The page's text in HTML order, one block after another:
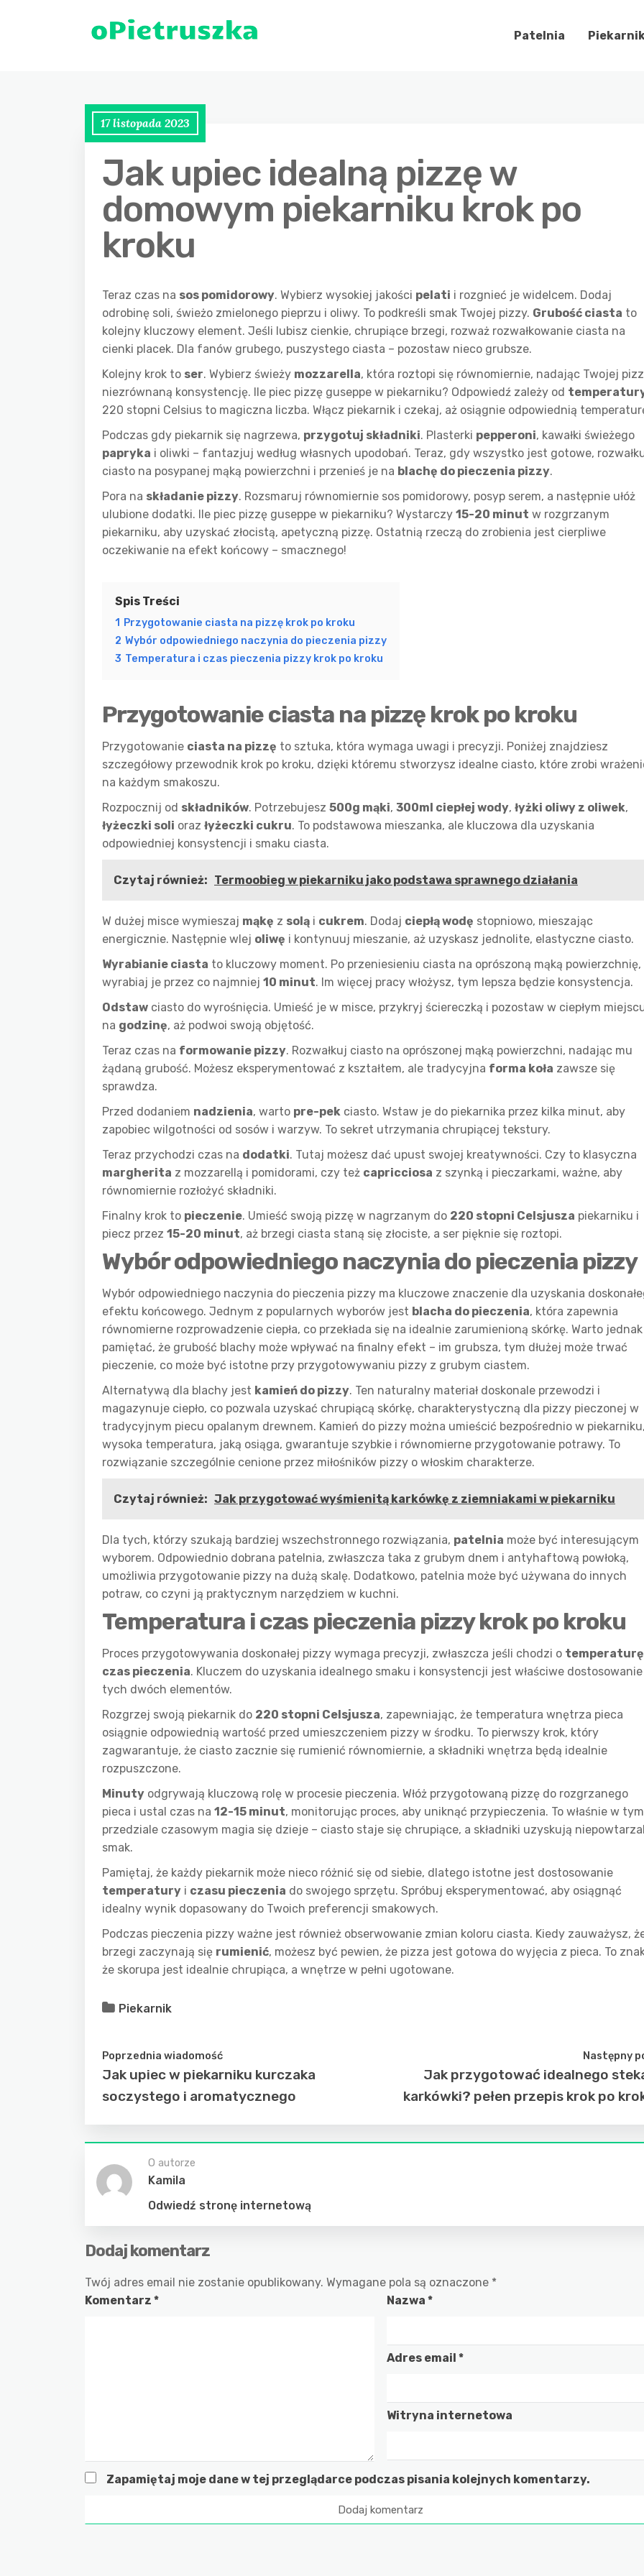
Patelnia
17 listopada 2023
Jak upiec idealną pizzę w
domowym piekarniku krok po
kroku
Teraz czas na sos pomidorowy. Wybierz wysokiej jakości pelati i rozgnieć je widelcem. Dodaj
odrobinę soli, świeżo zmielonego pieprzu i oliwy. To podkreśli smak Twojej pizzy. Grubość ciasta to
kolejny kluczowy element. Jeśli lubisz cienkie, chrupiące brzegi, rozważ rozwałkowanie ciasta na
cienki placek. Dla fanów grubego, puszystego ciasta – pozostaw nieco grubsze.
Kolejny krok to ser. Wybierz świeży mozzarella, która roztopi się równomiernie, nadając Twojej
niezrównaną konsystencję. Ile piec pizzę guseppe w piekarniku? Odpowiedź zależy od
220 stopni Celsius to magiczna liczba. Włącz piekarnik i czekaj, aż osiągnie odpowiednią
Podczas gdy piekarnik się nagrzewa, przygotuj składniki. Plasterki pepperoni, kawałki świeżego
papryka i oliwki – fantazjuj według własnych upodobań. Teraz, gdy wszystko jest gotowe,
ciasto na posypanej mąką powierzchni i przenieś je na blachę do pieczenia pizzy.
Pora na składanie pizzy. Rozsmaruj równomiernie sos pomidorowy, posyp serem, a następnie ułóż
ulubione dodatki. Ile piec pizzę guseppe w piekarniku? Wystarczy 15-20 minut w rozgrzanym
piekarniku, aby uzyskać złocistą, apetyczną pizzę. Ostatnią rzeczą do zrobienia jest cierpliwe
oczekiwanie na efekt końcowy – smacznego!
Spis Treści
1
Przygotowanie ciasta na pizzę krok po kroku
2 Wybór odpowiedniego naczynia do pieczenia pizzy
3 Temperatura i czas pieczenia pizzy krok po kroku
Przygotowanie ciasta na pizzę krok po kroku
Przygotowanie ciasta na pizzę to sztuka, która wymaga uwagi i precyzji. Poniżej znajdziesz
szczegółowy przewodnik krok po kroku, dzięki któremu stworzysz idealne ciasto, które zrobi
na każdym smakoszu.
Rozpocznij od składników. Potrzebujesz 500g mąki, 300ml ciepłej wody, łyżki oliwy z oliwek,
łyżeczki soli oraz łyżeczki cukru. To podstawowa mieszanka, ale kluczowa dla uzyskania
odpowiedniej konsystencji i smaku ciasta.
Czytaj również: Termoobieg w piekarniku jako podstawa sprawnego działania
W dużej misce wymieszaj mąkę z solą i cukrem. Dodaj ciepłą wodę stopniowo, mieszając
energicznie. Następnie wlej oliwę i kontynuuj mieszanie, aż uzyskasz jednolite, elastyczne ciasto.
Wyrabianie ciasta to kluczowy moment. Po przeniesieniu ciasta na oprószoną mąką powierzchnię,
wyrabiaj je przez co najmniej 10 minut. Im więcej pracy włożysz, tym lepsza będzie konsystencja.
Odstaw ciasto do wyrośnięcia. Umieść je w misce, przykryj ściereczką i pozostaw w ciepłym
na godzinę, aż podwoi swoją objętość.
Teraz czas na formowanie pizzy. Rozwałkuj ciasto na oprószonej mąką powierzchni, nadając mu
żądaną grubość. Możesz eksperymentować z kształtem, ale tradycyjna forma koła zawsze się
sprawdza.
Przed dodaniem nadzienia, warto pre-pek ciasto. Wstaw je do piekarnika przez kilka minut, aby
zapobiec wilgotności od sosów i warzyw. To sekret utrzymania chrupiącej tekstury.
Teraz przychodzi czas na dodatki. Tutaj możesz dać upust swojej kreatywności. Czy to klasyczna
margherita z mozzarellą i pomidorami, czy też capricciosa z szynką i pieczarkami, ważne, aby
równomiernie rozłożyć składniki.
Finalny krok to pieczenie. Umieść swoją pizzę w nagrzanym do 220 stopni Celsjusza piekarniku i
piecz przez 15-20 minut, aż brzegi ciasta staną się złociste, a ser pięknie się roztopi.
Wybór odpowiedniego naczynia do pieczenia pizzy
Wybór odpowiedniego naczynia do pieczenia pizzy ma kluczowe znaczenie dla uzyskania
efektu końcowego. Jednym z popularnych wyborów jest blacha do pieczenia, która zapewnia
równomierne rozprowadzenie ciepła, co przekłada się na idealnie zarumienioną skórkę. Warto jednak
pamiętać, że grubość blachy może wpływać na finalny efekt – im grubsza, tym dłużej może trwać
pieczenie, co może być istotne przy przygotowywaniu pizzy z grubym ciastem.
Alternatywą dla blachy jest kamień do pizzy. Ten naturalny materiał doskonale przewodzi i
magazynuje ciepło, co pozwala uzyskać chrupiącą skórkę, charakterystyczną dla pizzy pieczonej w
tradycyjnym piecu opalanym drewnem. Kamień do pizzy można umieścić bezpośrednio w
wysoka temperatura, jaką osiąga, gwarantuje szybkie i równomierne przygotowanie potrawy. To
rozwiązanie szczególnie cenione przez miłośników pizzy o włoskim charakterze.
Czytaj również: Jak przygotować wyśmienitą karkówkę z ziemniakami w piekarniku
Dla tych, którzy szukają bardziej wszechstronnego rozwiązania, patelnia może być interesującym
wyborem. Odpowiednio dobrana patelnia, zwłaszcza taka z grubym dnem i antyhaftową powłoką,
umożliwia przygotowanie pizzy na dużą skalę. Dodatkowo, patelnia może być używana do innych
potraw, co czyni ją praktycznym narzędziem w kuchni.
Temperatura i czas pieczenia pizzy krok po kroku
Proces przygotowywania doskonałej pizzy wymaga precyzji, zwłaszcza jeśli chodzi o temperaturę
czas pieczenia. Kluczem do uzyskania idealnego smaku i konsystencji jest właściwe dostosowanie
tych dwóch elementów.
Rozgrzej swoją piekarnik do 220 stopni Celsjusza, zapewniając, że temperatura wnętrza pieca
osiągnie odpowiednią wartość przed umieszczeniem pizzy w środku. To pierwszy krok, który
zagwarantuje, że ciasto zacznie się rumienić równomiernie, a składniki wnętrza będą idealnie
rozpuszczone.
Minuty odgrywają kluczową rolę w procesie pieczenia. Włóż przygotowaną pizzę do rozgrzanego
pieca i ustal czas na 12-15 minut, monitorując proces, aby uniknąć przypieczenia. To właśnie w tym
przedziale czasowym magia się dzieje – ciasto staje się chrupiące, a składniki uzyskują
smak.
Pamiętaj, że każdy piekarnik może nieco różnić się od siebie, dlatego istotne jest dostosowanie
temperatury i czasu pieczenia do swojego sprzętu. Spróbuj eksperymentować, aby osiągnąć
idealny wynik dopasowany do Twoich preferencji smakowych.
Podczas pieczenia pizzy ważne jest również obserwowanie zmian koloru ciasta. Kiedy zauważysz,
brzegi zaczynają się rumienić, możesz być pewien, że pizza jest gotowa do wyjęcia z pieca. To
że skorupa jest idealnie chrupiąca, a wnętrze w pełni ugotowane.
Piekarnik
Poprzednia wiadomość
Jak upiec w piekarniku kurczaka
soczystego i aromatycznego
Następny
Jak przygotować idealnego
karkówki? pełen przepis krok po
O autorze
Kamila
Odwiedź stronę internetową
Dodaj komentarz
Twój adres email nie zostanie opublikowany. Wymagane pola są oznaczone *
Komentarz * Nazwa *
Adres email *
Witryna internetowa
Zapamiętaj moje dane w tej przeglądarce podczas pisania kolejnych komentarzy.